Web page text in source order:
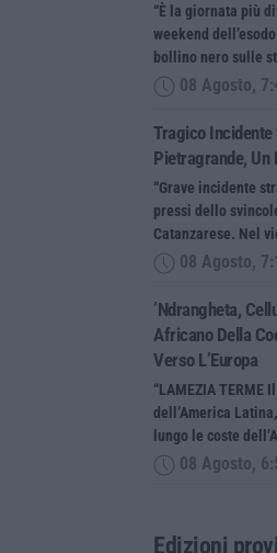
“È la giornata più
weekend
bollino nero sulle
08 Agosto,
Tragico
Pietragrande, Un
“Grave incidente
pressi dello
Catanzarese. Nel
08 Agosto,
’Ndrangheta,
Africano Della
Verso L’Europa
“LAMEZIA
dell’America
lungo le coste
08 Agosto,
Edizioni